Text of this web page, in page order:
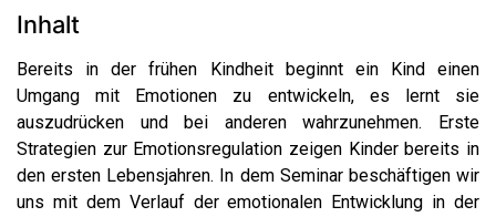
Inhalt
Bereits in der frühen Kindheit beginnt ein Kind einen
Umgang mit Emotionen zu entwickeln, es lernt sie
auszudrücken und bei anderen wahrzunehmen. Erste
Strategien zur Emotionsregulation zeigen Kinder bereits in
den ersten Lebensjahren. In dem Seminar beschäftigen wir
uns mit dem Verlauf der emotionalen Entwicklung in der